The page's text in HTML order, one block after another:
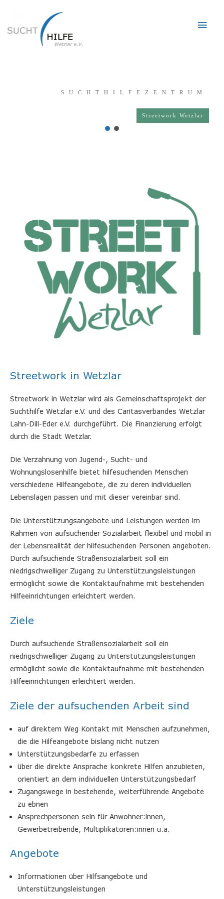
SUCHTHILFEZENTRUM
Streetwork Wetzlar
Streetwork in Wetzlar
Streetwork in Wetzlar wird als Gemeinschaftsprojekt der
Suchthilfe Wetzlar e.V. und des Caritasverbandes Wetzlar
Lahn-Dill-Eder e.V. durchgeführt. Die Finanzierung erfolgt
durch die Stadt Wetzlar.
Die Verzahnung von Jugend-, Sucht- und
Wohnungslosenhilfe bietet hilfesuchenden Menschen
verschiedene Hilfeangebote, die zu deren individuellen
Lebenslagen passen und mit dieser vereinbar sind.
Die Unterstützungsangebote und Leistungen werden im
Rahmen von aufsuchender Sozialarbeit flexibel und mobil in
der Lebensrealität der hilfesuchenden Personen angeboten.
Durch aufsuchende Straßensozialarbeit soll ein
niedrigschwelliger Zugang zu Unterstützungsleistungen
ermöglicht sowie die Kontaktaufnahme mit bestehenden
Hilfeeinrichtungen erleichtert werden.
Ziele
Durch aufsuchende Straßensozialarbeit soll ein
niedrigschwelliger Zugang zu Unterstützungsleistungen
ermöglicht sowie die Kontaktaufnahme mit bestehenden
Hilfeeinrichtungen erleichtert werden.
Ziele der aufsuchenden Arbeit sind
auf direktem Weg Kontakt mit Menschen aufzunehmen,
die die Hilfeangebote bislang nicht nutzen
Unterstützungsbedarfe zu erfassen
über die direkte Ansprache konkrete Hilfen anzubieten,
orientiert an dem individuellen Unterstützungsbedarf
Zugangswege in bestehende, weiterführende Angebote
zu ebnen
Ansprechpersonen sein für Anwohner:innen,
Gewerbetreibende, Multiplikatoren:innen u.a.
Angebote
Informationen über Hilfsangebote und
Unterstützungsleistungen